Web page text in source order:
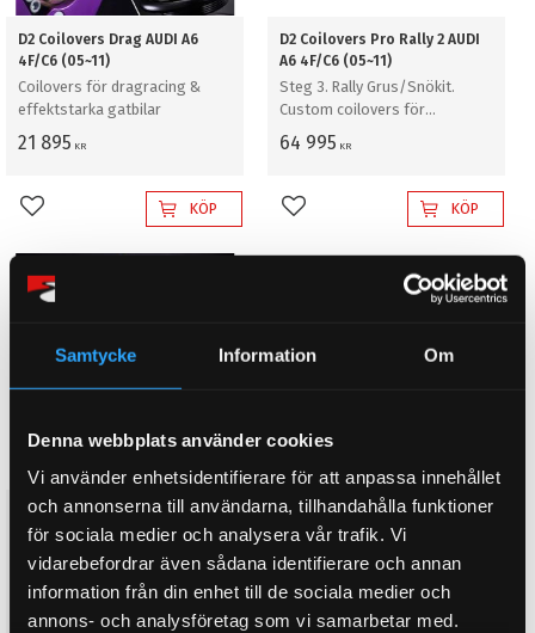
Samtycke Information Om
Denna webbplats använder cookies
Vi använder enhetsidentifierare för att anpassa innehållet
och annonserna till användarna, tillhandahålla funktioner
för sociala medier och analysera vår trafik. Vi
vidarebefordrar även sådana identifierare och annan
information från din enhet till de sociala medier och
annons- och analysföretag som vi samarbetar med.
D2 Coilovers Drag AUDI A6
4F/C6 (05~11)
Coilovers för dragracing &
effektstarka gatbilar
21 895 KR
Lägg till i favoriterKÖP
D2 Coilovers Pro Rally 2 AUDI
A6 4F/C6 (05~11)
Steg 3. Rally Grus/Snökit.
Custom coilovers för
professionell rally grus/snö
64 995 KR
Lägg till i favoriterKÖP
D2 Coilovers Rally Asfalt AUDI
A6 4F/C6 (05~11)
Steg 1. Rally Asfaltkit. Coilovers
för bankörning/ rally asfalt
21 895KR